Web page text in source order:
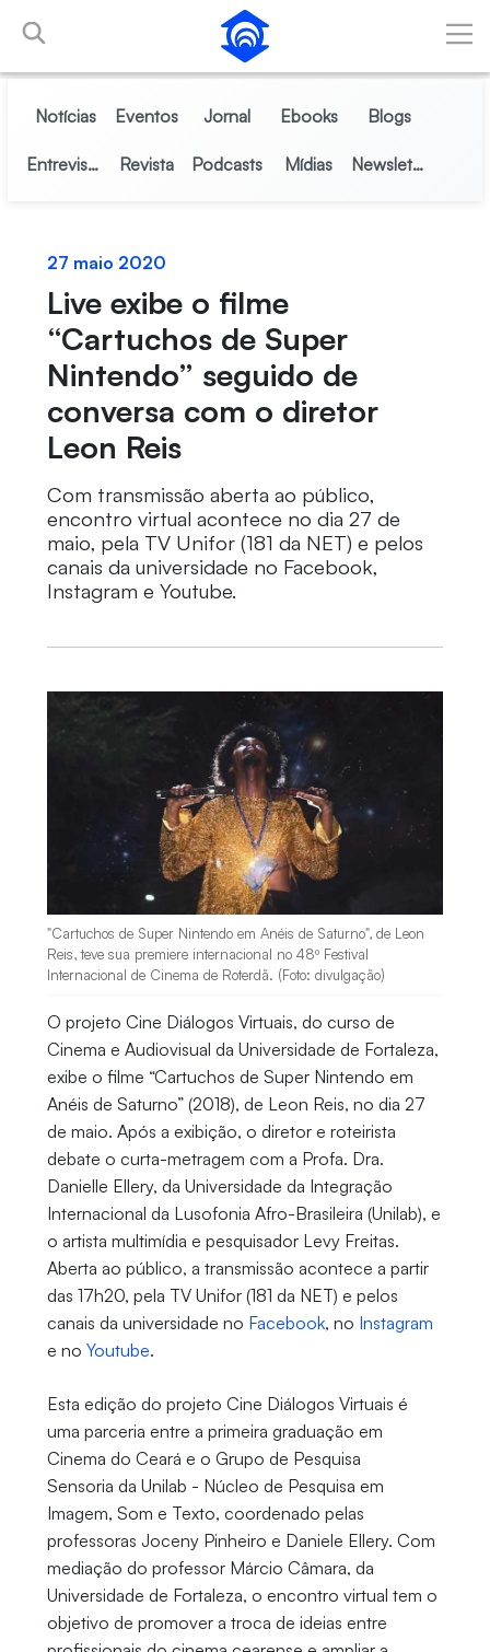
Pular para o Conteúdo principal
Notícias Eventos Jornal Ebooks Blogs
Entrevistas Revista Podcasts Mídias Newsletter
27 maio 2020
Live exibe o filme
“Cartuchos de Super
Nintendo” seguido de
conversa com o diretor
Leon Reis
Com transmissão aberta ao público,
encontro virtual acontece no dia 27 de
maio, pela TV Unifor (181 da NET) e pelos
canais da universidade no Facebook,
Instagram e Youtube.
"Cartuchos de Super Nintendo em Anéis de Saturno", de Leon
Reis, teve sua premiere internacional no 48º Festival
Internacional de Cinema de Roterdã. (Foto: divulgação)
O projeto Cine Diálogos Virtuais, do curso de
Cinema e Audiovisual da Universidade de Fortaleza,
exibe o filme “Cartuchos de Super Nintendo em
Anéis de Saturno” (2018), de Leon Reis, no dia 27
de maio. Após a exibição, o diretor e roteirista
debate o curta-metragem com a Profa. Dra.
Danielle Ellery, da Universidade da Integração
Internacional da Lusofonia Afro-Brasileira (Unilab), e
o artista multimídia e pesquisador Levy Freitas.
Aberta ao público, a transmissão acontece a partir
das 17h20, pela TV Unifor (181 da NET) e pelos
canais da universidade no Facebook, no Instagram
e no Youtube.
Esta edição do projeto Cine Diálogos Virtuais é
uma parceria entre a primeira graduação em
Cinema do Ceará e o Grupo de Pesquisa
Sensoria da Unilab - Núcleo de Pesquisa em
Imagem, Som e Texto, coordenado pelas
professoras Joceny Pinheiro e Daniele Ellery. Com
mediação do professor Márcio Câmara, da
Universidade de Fortaleza, o encontro virtual tem o
objetivo de promover a troca de ideias entre